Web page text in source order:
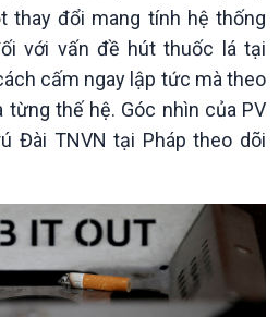
Thế giới & Việt Nam
Biên cương - Một dải vững
bền
Nông nghiệp & Biển đảo
Tin Nông nghiệp & Biển
đảo
thay đổi mang tính hệ thống
với vấn đề hút thuốc lá tại
cấm ngay lập tức mà theo
từng thế hệ. Góc nhìn của PV
Đài TNVN tại Pháp theo dõi